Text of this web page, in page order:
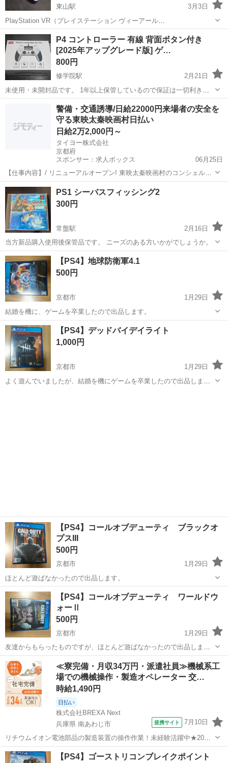
東山駅
3月3日
PlayStation VR（プレイステーション ヴィーアール
https://www.playstation.com/ja-jp/ps-vr/
京都 京都市 東山駅 テレビゲーム PlayStation VR
P4 コントローラー 有線 背面ボタン付き
[2025年アップグレード版] ゲ…
800円
修学院駅
2月21日
未使用・未開封品です。 1年以上保管しているので保証は一切利きま
せん。 プレステ4はまだまだ楽しめるゲーム機です。 保守にいかがで
京都市 修学院駅 テレビゲーム ゲーム
警備・交通誘導/日給22000円来場者の安全を
守る東映太秦映画村日払い
日給2万2,000円～
タイヨー株式会社
京都府
スポンサー：求人ボックス
06月25日
【仕事内容】/ リニューアルオープン! 東映太秦映画村のコンシェルジ
ュ! お仕事内容 リニューアルオープンする東映太秦映画村での 警備ス
タッフをお願いします! 目指せ!「おもてなし」のできる警備員! 具体的
には…? ・出入管理業務...
アルバイト・パート
PS1 シーバスフィッシング2
300円
常盤駅
2月16日
当方新品購入使用後保管品です。 ニーズのある方いかがでしょうか。
京都 京都市 常盤駅 テレビゲーム
【PS4】地球防衛軍4.1
500円
京都市
1月29日
結婚を機に、ゲームを卒業したので出品します。
京都 京都市 テレビゲーム PS4
【PS4】デッドバイデイライト
1,000円
京都市
1月29日
よく遊んでいましたが、結婚を機にゲームを卒業したので出品しま
【PS4】コールオブデューティ ブラックオ
プスIII
500円
京都市
1月29日
ほとんど遊ばなかったので出品します。
京都 京都市 テレビゲーム PS4
【PS4】コールオブデューティ ワールドウ
ォーⅡ
500円
京都市
1月29日
友達からもらったものですが、ほとんど遊ばなかったので出品しま
す。
京都 京都市 テレビゲーム PS4
≪寮完備・月収34万円・派遣社員≫機械系工
場での機械操作・製造オペレーター 交…
時給1,490円
日払い
株式会社BREXA Next
兵庫県 南あわじ市
提携サイト 7月10日
リチウムイオン電池部品の製造装置の操作作業！未経験活躍中★20～
50代の男性活躍中！嬉しい時給1,490円！生活支援物資事前対応可◎ワ
ンルーム寮完備！赴任旅費会社負担！正社員登用制度あり◎《兵庫県
兵庫 南あわじ市 その他
【PS4】ゴーストリコンブレイクポイント